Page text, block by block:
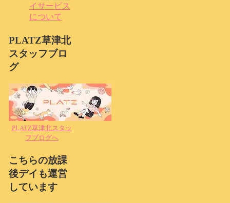
イサービス
について
PLATZ草津北
スタッフブロ
グ
PLATZ草津北スタッ
フブログへ
こちらの放課
後デイも運営
しています